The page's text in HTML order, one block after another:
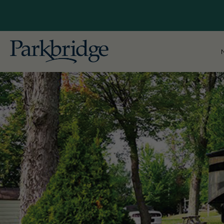
Explorez nos emplacements
Idéalement situés à proximité des
grandes villes de la Colombie-
Britannique, de l'Alberta, de l'Ontario
et du Québec, nos centres de
villégiature pour VR, camping et
chalets offrent des escapades
inoubliables pour les clients
saisonniers et pour la nuit.
Commencez à planifier votre
escapade idéale avec Parkbridge RV
Alberta
Pine
Ontario
Skyline